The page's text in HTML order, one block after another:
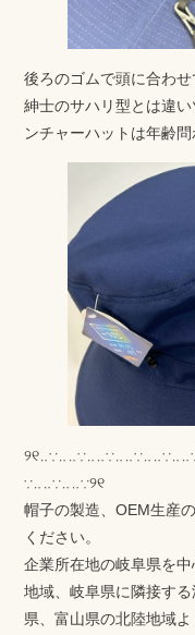
後ろのゴムで頭に合わ
紳士のサハリ型とは違
ンチャーハットは年齢
∵‥‥∵‥‥∵୨୧
帽子の製造、OEM生産
ください。
企業所在地の岐阜県を
地域、岐阜県に隣接す
県、富山県の北陸地域